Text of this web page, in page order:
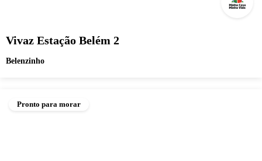
Vivaz Estação Belém 2
Belenzinho
Pronto para morar